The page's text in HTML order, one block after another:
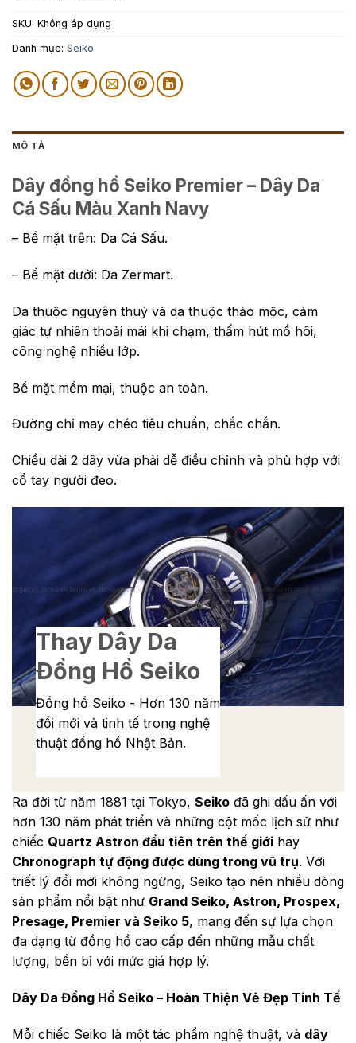
SKU: Không áp dụng
Danh mục: Seiko
MÔ TẢ
Dây đồng hồ Seiko Premier – Dây Da
Cá Sấu Màu Xanh Navy
– Bề mặt trên: Da Cá Sấu.
– Bề mặt dưới: Da Zermart.
Da thuộc nguyên thuỷ và da thuộc thảo mộc, cảm
giác tự nhiên thoải mái khi chạm, thấm hút mồ hôi,
công nghệ nhiều lớp.
Bề mặt mềm mại, thuộc an toàn.
Đường chỉ may chéo tiêu chuẩn, chắc chắn.
Chiều dài 2 dây vừa phải dễ điều chỉnh và phù hợp với
cổ tay người đeo.
Thay Dây Da
Đồng Hồ Seiko
Đồng hồ Seiko - Hơn 130 năm
đổi mới và tinh tế trong nghệ
thuật đồng hồ Nhật Bản.
Ra đời từ năm 1881 tại Tokyo, Seiko đã ghi dấu ấn với
hơn 130 năm phát triển và những cột mốc lịch sử như
chiếc Quartz Astron đầu tiên trên thế giới hay
Chronograph tự động được dùng trong vũ trụ. Với
triết lý đổi mới không ngừng, Seiko tạo nên nhiều dòng
sản phẩm nổi bật như Grand Seiko, Astron, Prospex,
Presage, Premier và Seiko 5, mang đến sự lựa chọn
đa dạng từ đồng hồ cao cấp đến những mẫu chất
lượng, bền bỉ với mức giá hợp lý.
Dây Da Đồng Hồ Seiko – Hoàn Thiện Vẻ Đẹp Tinh Tế
Mỗi chiếc Seiko là một tác phẩm nghệ thuật, và dây